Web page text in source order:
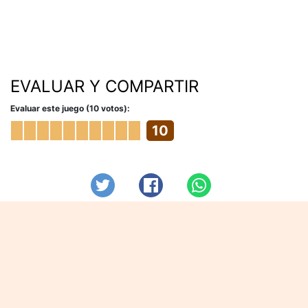
EVALUAR Y COMPARTIR
Evaluar este juego (10 votos):
10